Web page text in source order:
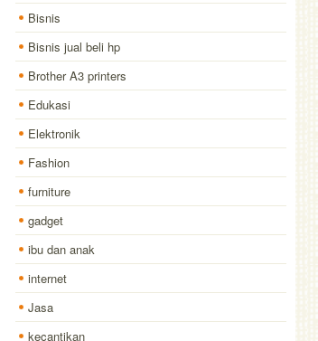
Bisnis
Bisnis jual beli hp
Brother A3 printers
Edukasi
Elektronik
Fashion
furniture
gadget
ibu dan anak
internet
Jasa
kecantikan